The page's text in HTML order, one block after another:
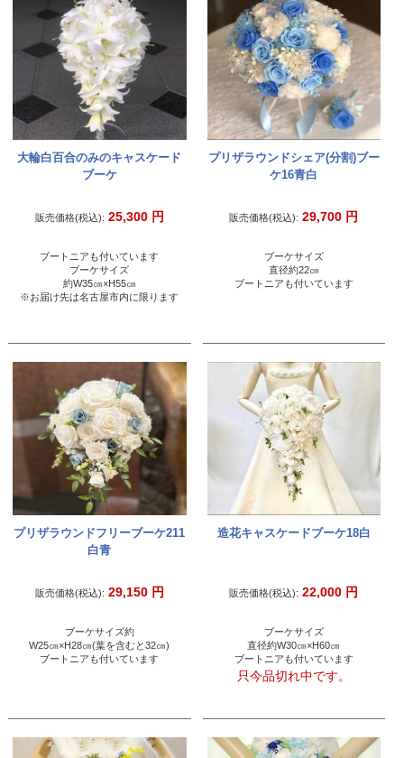
大輪白百合のみのキャスケード
ブーケ
販売価格(税込): 25,300 円
ブートニアも付いています
ブーケサイズ
約W35㎝×H55㎝
※お届け先は名古屋市内に限ります
プリザラウンドシェア(分割)ブー
ケ16青白
販売価格(税込): 29,700 円
ブーケサイズ
直径約22㎝
ブートニアも付いています
プリザラウンドフリーブーケ211
白青
販売価格(税込): 29,150 円
ブーケサイズ約
W25㎝×H28㎝(葉を含むと32㎝)
ブートニアも付いています
造花キャスケードブーケ18白
販売価格(税込): 22,000 円
ブーケサイズ
直径約W30㎝×H60㎝
ブートニアも付いています
只今品切れ中です。